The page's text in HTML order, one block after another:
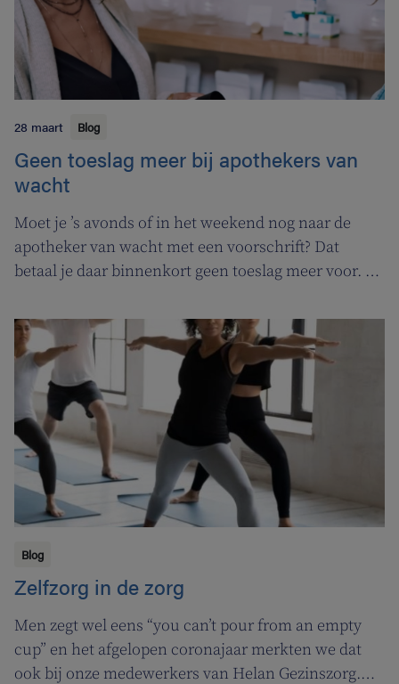
28 maart Blog
Geen toeslag meer bij apothekers van
wacht
Moet je ’s avonds of in het weekend nog naar de
apotheker van wacht met een voorschrift? Dat
betaal je daar binnenkort geen toeslag meer voor. In
apothekers van wacht.
Blog
Zelfzorg in de zorg
Men zegt wel eens “you can’t pour from an empty
cup” en het afgelopen coronajaar merkten we dat
ook bij onze medewerkers van Helan Gezinszorg.